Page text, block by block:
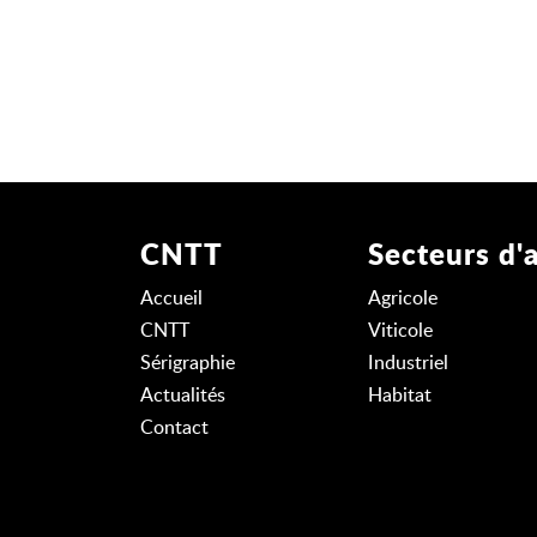
CNTT
Accueil
CNTT
Sérigraphie
Actualités
Contact
Secteurs
Agricole
Viticole
Industriel
Habitat